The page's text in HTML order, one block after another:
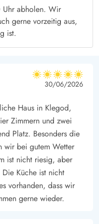
ein Kinderbett und 2
vorhanden.
Uhr abholen. Wir
gerne vorzeitig aus,
ist.
5 von 5
5 von 5
5 out of 5
30/06/2026
Haus in Klegod,
Zimmern und zwei
Platz. Besonders die
wir bei gutem Wetter
ist nicht riesig, aber
Küche ist nicht
vorhanden, dass wir
gerne wieder.